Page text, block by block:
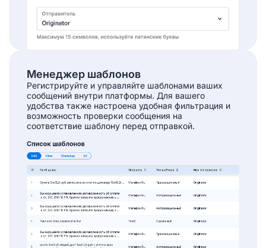
Менеджер шаблонов
Регистрируйте и управляйте шаблонами ваших
сообщений внутри платформы. Для вашего
удобства также настроена удобная фильтрация и
возможность проверки сообщения на
соответствие шаблону перед отправкой.